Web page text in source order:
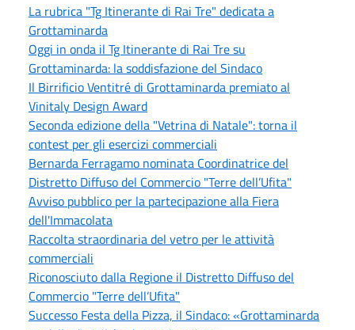
La rubrica "Tg Itinerante di Rai Tre" dedicata a
Grottaminarda
Oggi in onda il Tg Itinerante di Rai Tre su
Grottaminarda: la soddisfazione del Sindaco
Il Birrificio Ventitré di Grottaminarda premiato al
Vinitaly Design Award
Seconda edizione della "Vetrina di Natale": torna il
contest per gli esercizi commerciali
Bernarda Ferragamo nominata Coordinatrice del
Distretto Diffuso del Commercio "Terre dell’Ufita"
Avviso pubblico per la partecipazione alla Fiera
dell'Immacolata
Raccolta straordinaria del vetro per le attività
commerciali
Riconosciuto dalla Regione il Distretto Diffuso del
Commercio "Terre dell’Ufita"
Successo Festa della Pizza, il Sindaco: «Grottaminarda